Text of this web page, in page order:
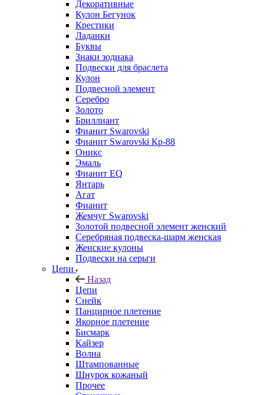
Декоративные
Кулон Бегунок
Крестики
Ладанки
Буквы
Знаки зодиака
Подвески для браслета
Кулон
Подвесной элемент
Серебро
Золото
Бриллиант
Фианит Swarovski
Фианит Swarovski Кр-88
Оникс
Эмаль
Фианит EQ
Янтарь
Агат
Фианит
Жемчуг Swarovski
Золотой подвесной элемент женcкий
Серебряная подвеска-шарм женская
Женские кулоны
Подвески на серьги
Цепи
Назад
Цепи
Снейк
Панцирное плетение
Якорное плетение
Бисмарк
Кайзер
Волна
Штампованные
Шнурок кожаный
Прочее